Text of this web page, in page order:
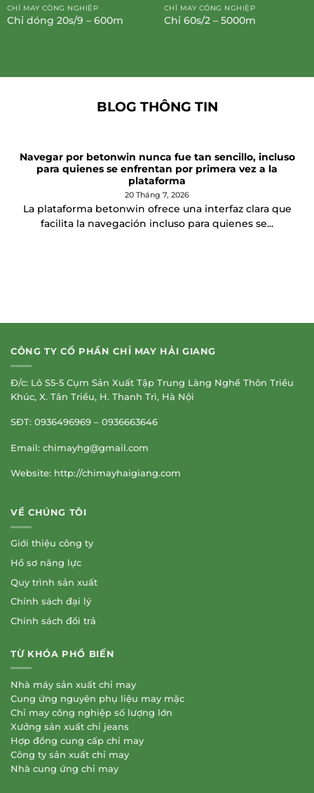
CHỈ MAY CÔNG NGHIỆP
Chỉ dóng 20s/9 – 600m
CHỈ MAY CÔNG NGHIỆP
Chỉ 60s/2 – 5000m
BLOG THÔNG TIN
Navegar por betonwin nunca fue tan sencillo, incluso
para quienes se enfrentan por primera vez a la
plataforma
20 Tháng 7, 2026
La plataforma betonwin ofrece una interfaz clara que
facilita la navegación incluso para quienes se...
CÔNG TY CỔ PHẦN CHỈ MAY HẢI GIANG
Đ/c: Lô S5-5 Cụm Sản Xuất Tập Trung Làng Nghề Thôn Triều
Khúc, X. Tân Triều, H. Thanh Trì, Hà Nội
SĐT: 0936496969 – 0936663646
Email: chimayhg@gmail.com
Website: http://chimayhaigiang.com
VỀ CHÚNG TÔI
Giới thiệu công ty
Hồ sơ năng lực
Quy trình sản xuất
Chính sách đại lý
Chính sách đổi trả
TỪ KHÓA PHỔ BIẾN
Nhà máy sản xuất chỉ may
Cung ứng nguyên phụ liệu may mặc
Chỉ may công nghiệp số lượng lớn
Xưởng sản xuất chỉ jeans
Hợp đồng cung cấp chỉ may
Công ty sản xuất chỉ may
Nhà cung ứng chỉ may